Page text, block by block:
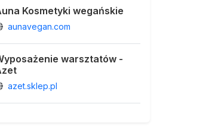
Kosmetyki wegańskie
aunavegan.com
warsztatów -
azet.sklep.pl